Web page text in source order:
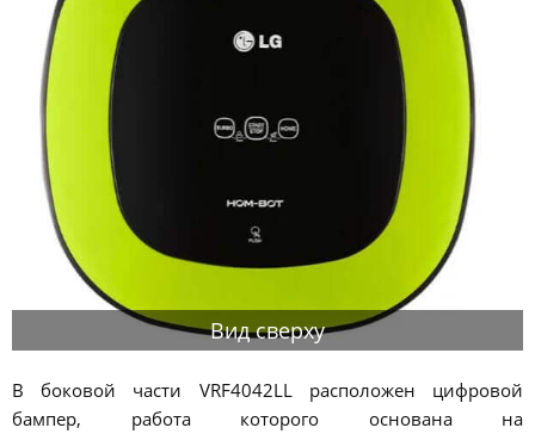
Вид сверху
В боковой части VRF4042LL расположен цифровой
бампер, работа которого основана на